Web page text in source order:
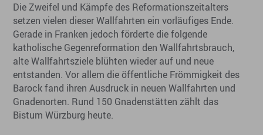
Die Zweifel und Kämpfe des Reformationszeitalters
setzen vielen dieser Wallfahrten ein vorläufiges Ende.
Gerade in Franken jedoch förderte die folgende
katholische Gegenreformation den Wallfahrtsbrauch,
alte Wallfahrtsziele blühten wieder auf und neue
entstanden. Vor allem die öffentliche Frömmigkeit des
Barock fand ihren Ausdruck in neuen Wallfahrten und
Gnadenorten. Rund 150 Gnadenstätten zählt das
Bistum Würzburg heute.